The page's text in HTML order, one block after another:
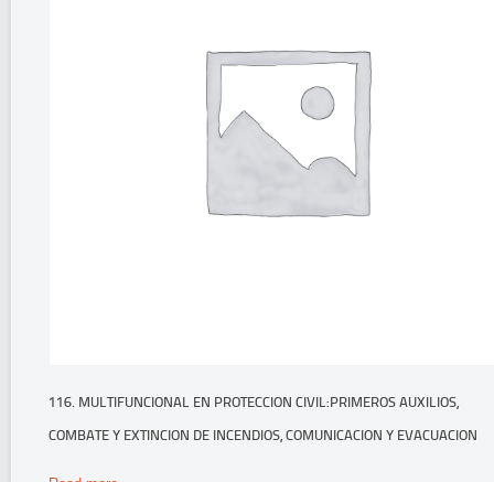
116. MULTIFUNCIONAL EN PROTECCION CIVIL:PRIMEROS AUXILIOS,
COMBATE Y EXTINCION DE INCENDIOS, COMUNICACION Y EVACUACION